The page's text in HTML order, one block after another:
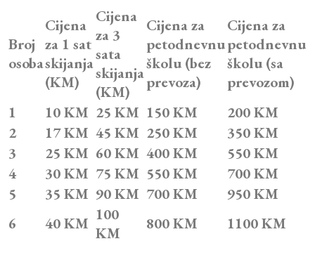
Broj
osoba
Cijena
za 1 sat
skijanja
(KM)
Cijena
za 3
sata
skijanja
(KM)
Cijena za
petodnevnu
školu (bez
prevoza)
Cijena za
petodnevnu
školu (sa
prevozom)
1
10 KM 25 KM 150 KM
200 KM
2
17 KM 45 KM 250 KM
350 KM
3
25 KM 60 KM 400 KM
550 KM
4
30 KM 75 KM 550 KM
700 KM
5
35 KM 90 KM 700 KM
950 KM
6
40 KM 100
KM
800 KM 1100 KM